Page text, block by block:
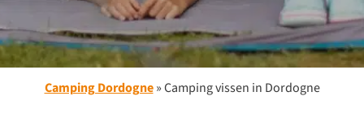
Camping Dordogne»Camping vissen in Dordogne